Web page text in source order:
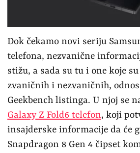
Dok čekamo novi seriju
telefona, nezvanične
stižu, a sada su tu i one koje
zvaničnih i nezvaničnih,
Geekbench listinga. U njoj se
Galaxy Z Fold6 telefon, koji
insajderske informacije da će
Snapdragon 8 Gen 4 čipset